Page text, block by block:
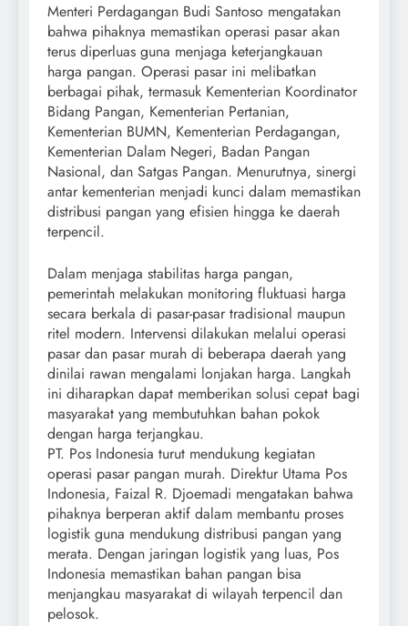
Menteri Perdagangan Budi Santoso mengatakan
bahwa pihaknya memastikan operasi pasar akan
terus diperluas guna menjaga keterjangkauan
harga pangan. Operasi pasar ini melibatkan
berbagai pihak, termasuk Kementerian Koordinator
Bidang Pangan, Kementerian Pertanian,
Kementerian BUMN, Kementerian Perdagangan,
Kementerian Dalam Negeri, Badan Pangan
Nasional, dan Satgas Pangan. Menurutnya, sinergi
antar kementerian menjadi kunci dalam memastikan
distribusi pangan yang efisien hingga ke daerah
terpencil.
Dalam menjaga stabilitas harga pangan,
pemerintah melakukan monitoring fluktuasi harga
secara berkala di pasar-pasar tradisional maupun
ritel modern. Intervensi dilakukan melalui operasi
pasar dan pasar murah di beberapa daerah yang
dinilai rawan mengalami lonjakan harga. Langkah
ini diharapkan dapat memberikan solusi cepat bagi
masyarakat yang membutuhkan bahan pokok
dengan harga terjangkau.
PT. Pos Indonesia turut mendukung kegiatan
operasi pasar pangan murah. Direktur Utama Pos
Indonesia, Faizal R. Djoemadi mengatakan bahwa
pihaknya berperan aktif dalam membantu proses
logistik guna mendukung distribusi pangan yang
merata. Dengan jaringan logistik yang luas, Pos
Indonesia memastikan bahan pangan bisa
menjangkau masyarakat di wilayah terpencil dan
pelosok.